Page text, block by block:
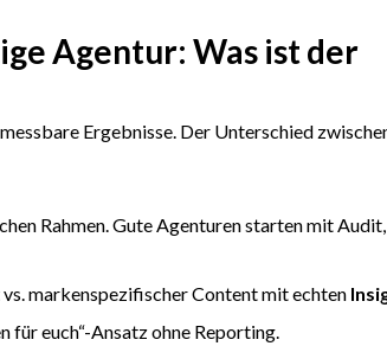
Agentur: Was ist der
Ergebnisse. Der Unterschied
Rahmen. Gute Agenturen starten mit Audit,
markenspezifischer Content mit echten
euch“-Ansatz ohne Reporting.